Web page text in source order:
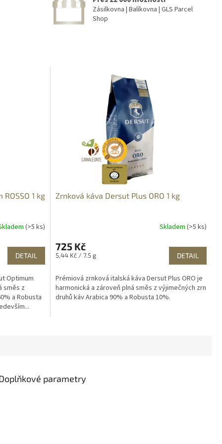
Zásilkovna | Balíkovna | GLS Parcel
Shop
1 kg
(>5 ks)
DETAIL
Optimum
směs z
a Robusta
Zrnková káva Dersut Plus ORO 1 kg
Skladem (>5 ks)
725 Kč
Měrná
5,44 Kč / 7.5 g DETAIL
Prémiová zrnková italská káva Dersut Plus ORO je
harmonická a zároveň plná směs z výjimečných zrn
druhů káv Arabica 90% a Robusta 10%.
parametry